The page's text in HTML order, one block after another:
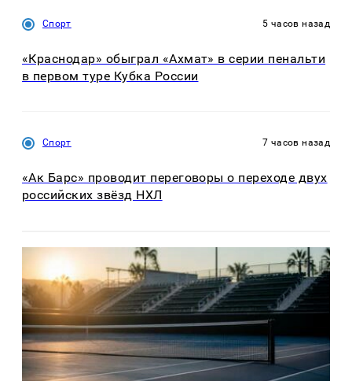
Спорт 5 часов назад
«Краснодар» обыграл «Ахмат» в серии пенальти
в первом туре Кубка России
Спорт 7 часов назад
«Ак Барс» проводит переговоры о переходе двух
российских звёзд НХЛ